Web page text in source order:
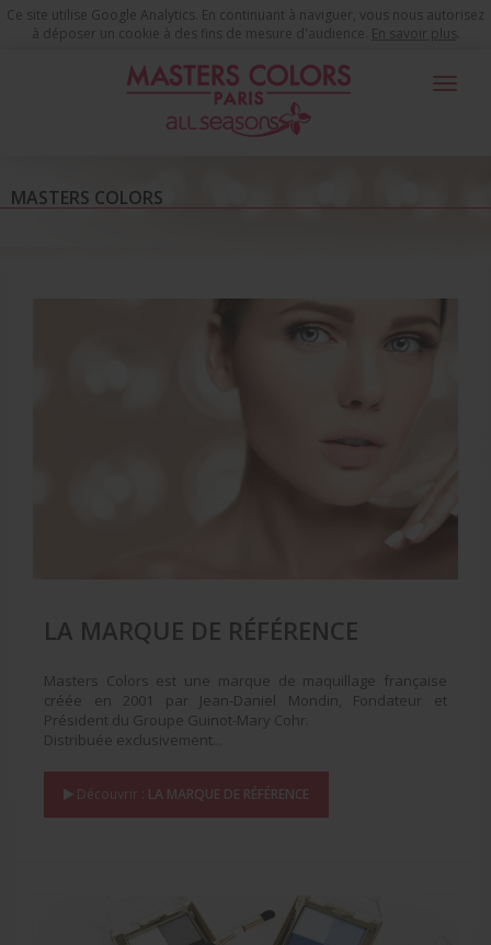
Ce site utilise Google Analytics. En continuant à naviguer, vous nous autorisez
à déposer un cookie à des fins de mesure d'audience. En savoir plus
Toggle
MASTERS COLORS
LA MARQUE DE RÉFÉRENCE
Masters Colors est une marque de maquillage française
créée en 2001 par Jean-Daniel Mondin, Fondateur et
Président du Groupe Guinot-Mary Cohr.
Distribuée exclusivement...
Découvrir : LA MARQUE DE RÉFÉRENCE